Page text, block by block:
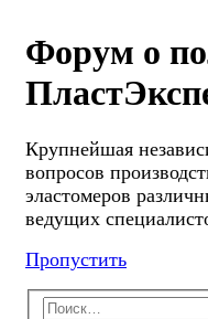
Форум о
Крупнейшая
вопросов
эластомеров
ведущих
Пропустить